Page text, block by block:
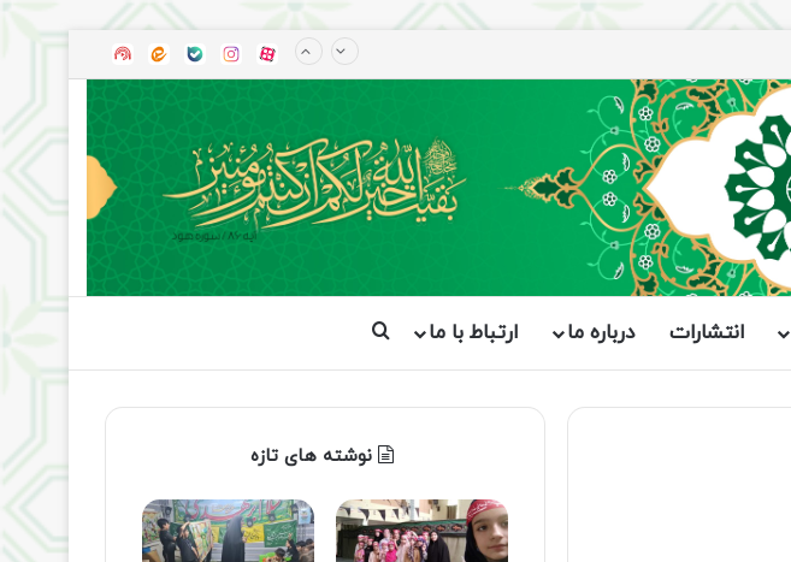
آپاراتاینستاگرام
بله ایتا
انتشارات درباره ما ارتباط با ما جستجو برای
نوشته های تازه